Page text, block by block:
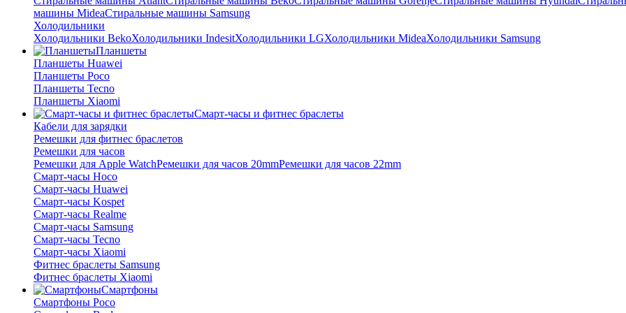
машины MideaСтиральные машины Samsung
Холодильники
Холодильники BekoХолодильники IndesitХолодильники LGХолодильники MideaХолодильники Samsung
Планшеты
Планшеты Huawei
Планшеты Poco
Планшеты Tecno
Планшеты Xiaomi
Смарт-часы и фитнес браслеты
Кабели для зарядки
Ремешки для фитнес браслетов
Ремешки для часов
Ремешки для Apple WatchРемешки для часов 20mmРемешки для часов 22mm
Смарт-часы Hoco
Смарт-часы Huawei
Смарт-часы Kospet
Смарт-часы Realme
Смарт-часы Samsung
Смарт-часы Tecno
Смарт-часы Xiaomi
Фитнес браслеты Samsung
Фитнес браслеты Xiaomi
Смартфоны
Смартфоны Poco